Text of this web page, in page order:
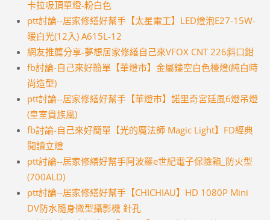
卡拉吸頂單燈-粉白色
ptt討論--居家修繕好幫手【太星電工】LED燈泡E27-15W-
暖白光(12入) A615L-12
網友推薦分享-夢想居家修繕自己來VFOX CNT 226斜口鉗
fb討論-自己來好簡單【華燈市】金屬鏤空白色檯燈(純白時
尚造型)
ptt討論--居家修繕好幫手【華燈市】諾里奇宮廷風6燈吊燈
(皇室貴族風)
fb討論-自己來好簡單【光的魔法師 Magic Light】FD經典
閱讀立燈
ptt討論--居家修繕好幫手阿波羅e世紀電子保險箱_防火型
(700ALD)
ptt討論--居家修繕好幫手【CHICHIAU】HD 1080P Mini
DV防水隨身微型攝影機 針孔